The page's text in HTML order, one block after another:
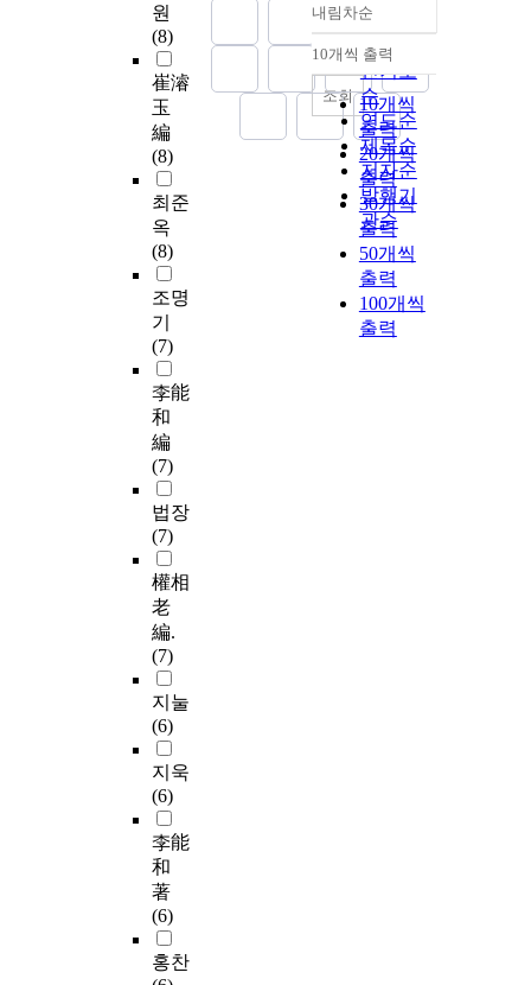
원
(8)
崔濬
玉
編
(8)
최준
옥
(8)
조명
기
(7)
李能
和
編
(7)
법장
(7)
權相
老
編.
(7)
지눌
(6)
지욱
(6)
李能
和
著
(6)
홍찬
정확도
순
인기도
순
연도순
제목순
저자순
발행기
관순
내림차순
내림차순
10개씩 출력
10개씩
출력
20개씩
출력
30개씩
출력
50개씩
출력
100개씩
출력
조회